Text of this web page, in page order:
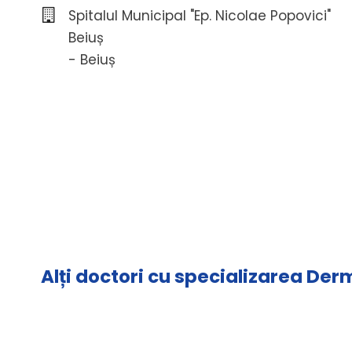
Spitalul Municipal "Ep. Nicolae Popovici"
Beiuș
- Beiuș
Alți doctori cu specializarea